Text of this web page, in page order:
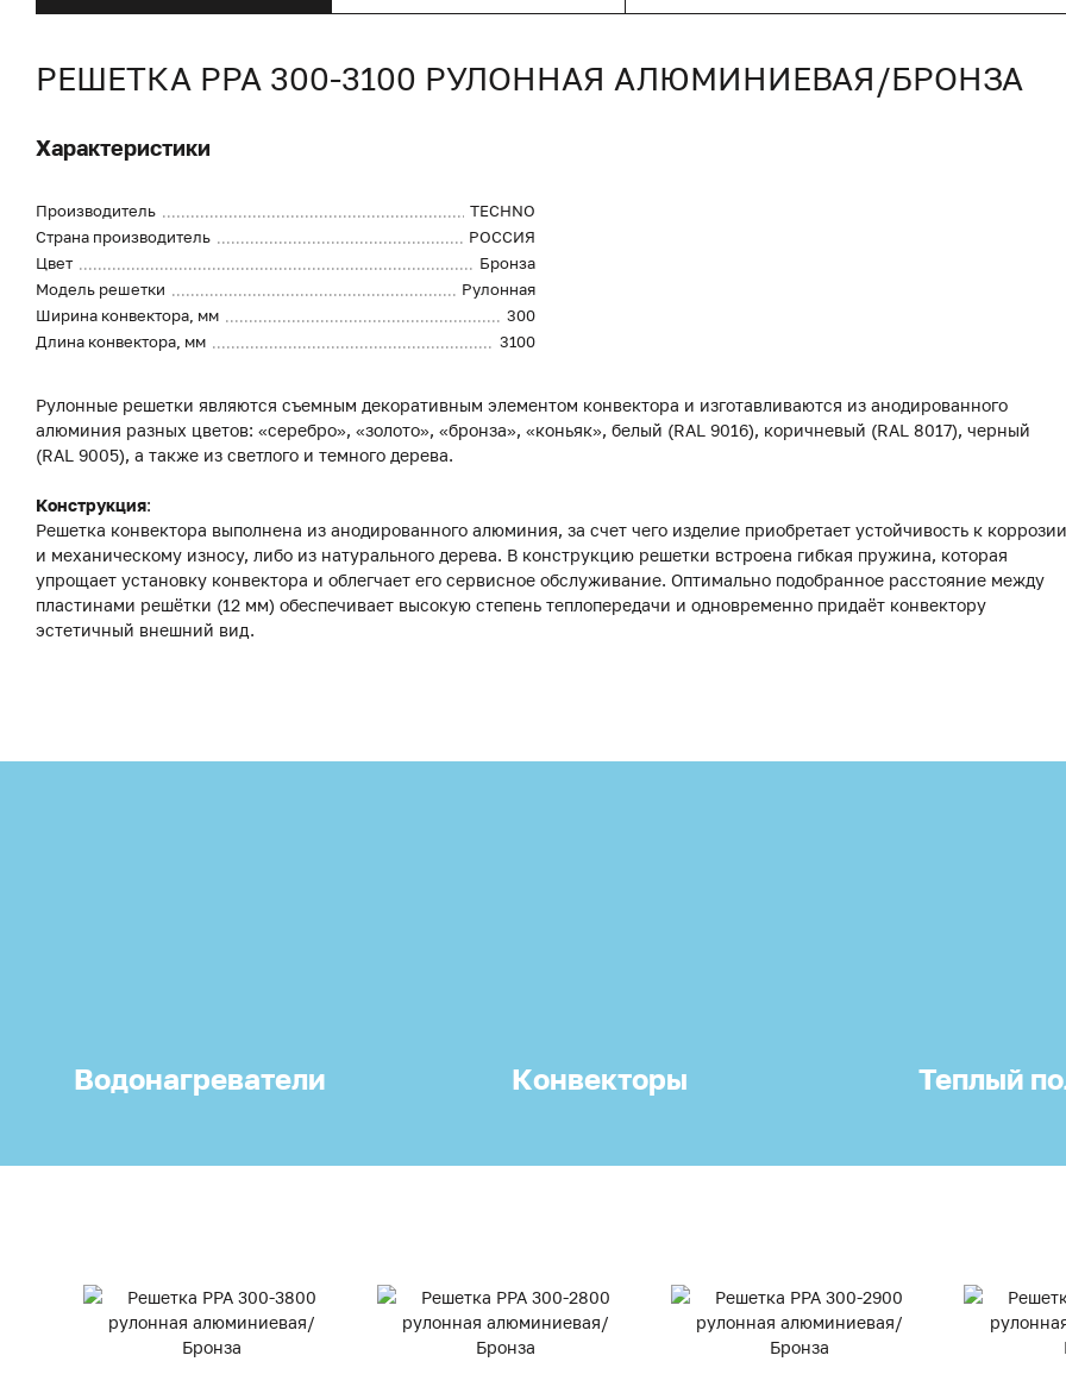
РЕШЕТКА PPA 300-3100 РУЛОННАЯ АЛЮМИНИЕВАЯ/БРОНЗА
Характеристики
Производитель
TECHNO
Страна производитель
РОССИЯ
Цвет
Бронза
Модель решетки
Рулонная
Ширина конвектора, мм
300
Длина конвектора, мм
3100
Рулонные решетки являются съемным декоративным элементом конвектора и изготавливаются из анодированного
алюминия разных цветов: «серебро», «золото», «бронза», «коньяк», белый (RAL 9016), коричневый (RAL 8017), черный
(RAL 9005), а также из светлого и темного дерева.
Конструкция:
Решетка конвектора выполнена из анодированного алюминия, за счет чего изделие приобретает устойчивость к коррозии
и механическому износу, либо из натурального дерева. В конструкцию решетки встроена гибкая пружина, которая
упрощает установку конвектора и облегчает его сервисное обслуживание. Оптимально подобранное расстояние между
пластинами решётки (12 мм) обеспечивает высокую степень теплопередачи и одновременно придаёт конвектору
эстетичный внешний вид.
Водонагреватели Конвекторы Теплый